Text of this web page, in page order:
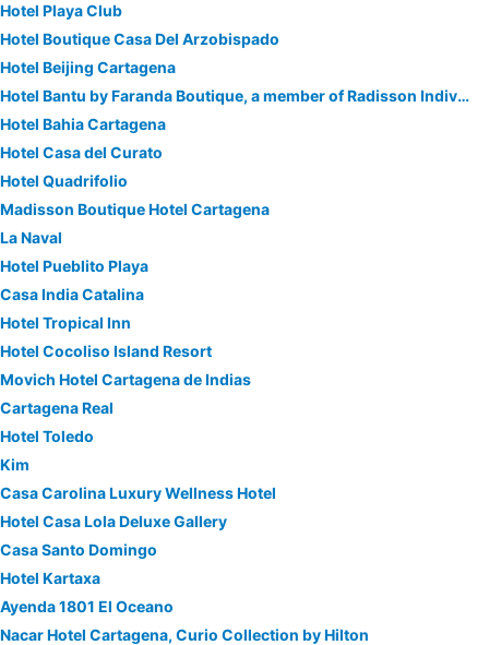
Hotel Playa Club
Hotel Boutique Casa Del Arzobispado
Hotel Beijing Cartagena
Hotel Bantu by Faranda Boutique, a member of Radisson Individuals
Hotel Bahia Cartagena
Hotel Casa del Curato
Hotel Quadrifolio
Madisson Boutique Hotel Cartagena
La Naval
Hotel Pueblito Playa
Casa India Catalina
Hotel Tropical Inn
Hotel Cocoliso Island Resort
Movich Hotel Cartagena de Indias
Cartagena Real
Hotel Toledo
Kim
Casa Carolina Luxury Wellness Hotel
Hotel Casa Lola Deluxe Gallery
Casa Santo Domingo
Hotel Kartaxa
Ayenda 1801 El Oceano
Nacar Hotel Cartagena, Curio Collection by Hilton